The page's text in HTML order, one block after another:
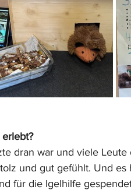
dran war und viele
und gut gefühlt. Und
für die Igelhilfe